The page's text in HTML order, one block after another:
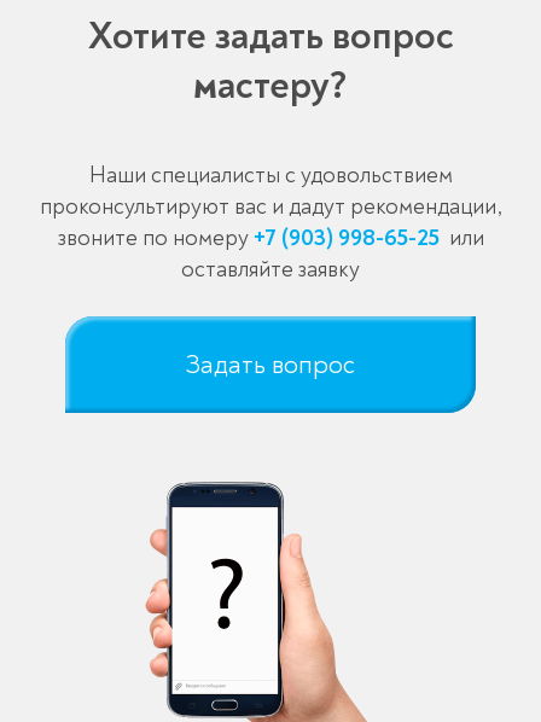
Хотите задать вопрос
мастеру?
Наши специалисты с удовольствием
проконсультируют вас и дадут рекомендации,
звоните по номеру +7 (903) 998-65-25 или
оставляйте заявку
Задать вопрос